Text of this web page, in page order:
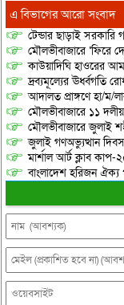
এ বিভাগের আরো সংবাদ
টেন্ডার ছাড়াই সরকারি
মৌলভীবাজারে ‘ফিরে
কাউয়াদিঘি হাওরের
দ্রব্যমূল্যের ঊর্ধ্বগতি
আদালত প্রাঙ্গণে হা/ম/
মৌলভীবাজারে ১১
মৌলভীবাজারে জুলাই
জুলাই গণঅভ্যুত্থান
মার্শাল আর্ট ক্লাব
বাংলাদেশ হরিজন ঐক্য